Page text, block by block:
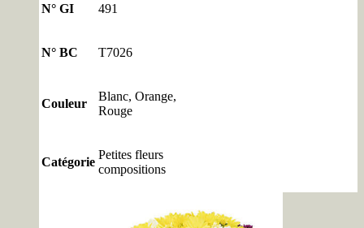
N° GI 491
N° BC T7026
Couleur
Blanc, Orange,
Rouge
Catégorie
Petites fleurs
compositions